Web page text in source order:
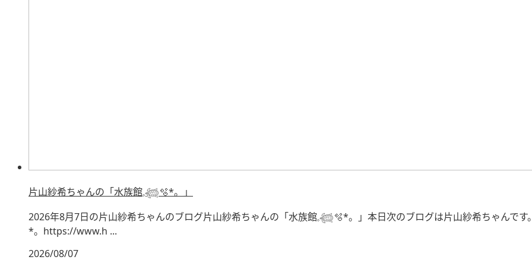
片山紗希ちゃんの「水族館𓈒𓆉🫧‪*。」
2026年8月7日の片山紗希ちゃんのブログ片山紗希ちゃんの「水族館𓈒𓆉🫧‪*。」本日次のブログは片山紗希ちゃんで
*。https://www.h ...
2026/08/07